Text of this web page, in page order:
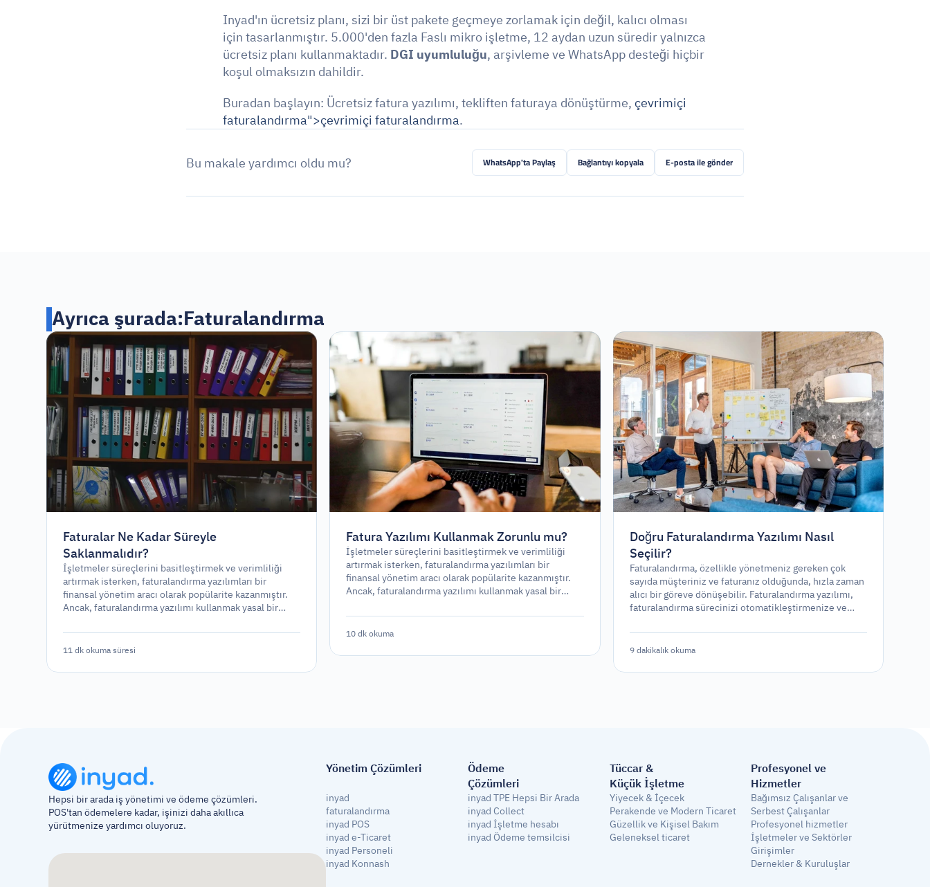
Inyad'ın ücretsiz planı, sizi bir üst pakete geçmeye zorlamak için değil, kalıcı olması
için tasarlanmıştır. 5.000'den fazla Faslı mikro işletme, 12 aydan uzun süredir yalnızca
ücretsiz planı kullanmaktadır. DGI uyumluluğu, arşivleme ve WhatsApp desteği hiçbir
koşul olmaksızın dahildir.
Buradan başlayın: Ücretsiz fatura yazılımı, tekliften faturaya dönüştürme, çevrimiçi
faturalandırma">çevrimiçi faturalandırma.
Bu makale yardımcı oldu mu? WhatsApp'ta Paylaş Bağlantıyı kopyala E-posta ile gönder
Ayrıca şurada:Faturalandırma
Faturalar Ne Kadar Süreyle
Saklanmalıdır?
İşletmeler süreçlerini basitleştirmek ve verimliliği
artırmak isterken, faturalandırma yazılımları bir
finansal yönetim aracı olarak popülarite kazanmıştır.
Ancak, faturalandırma yazılımı kullanmak yasal bir
11 dk okuma süresi
Fatura Yazılımı Kullanmak Zorunlu mu?
İşletmeler süreçlerini basitleştirmek ve verimliliği
artırmak isterken, faturalandırma yazılımları bir
finansal yönetim aracı olarak popülarite kazanmıştır.
Ancak, faturalandırma yazılımı kullanmak yasal bir
10 dk okuma
Doğru Faturalandırma Yazılımı Nasıl
Seçilir?
Faturalandırma, özellikle yönetmeniz gereken çok
sayıda müşteriniz ve faturanız olduğunda, hızla zaman
alıcı bir göreve dönüşebilir. Faturalandırma yazılımı,
faturalandırma sürecinizi otomatikleştirmenize ve
alanlarına odaklanmanızı sağlar. Ancak, piyasada çok
sayıda yazılım seçeneği bulunduğundan, doğru olanı
9 dakikalık okuma
Hepsi bir arada iş yönetimi ve ödeme çözümleri.
POS'tan ödemelere kadar, işinizi daha akıllıca
yürütmenize yardımcı oluyoruz.
Yönetim Çözümleri
Ödeme
Çözümleri
Tüccar &
Küçük İşletme
Profesyonel ve
Hizmetler
inyad
faturalandırma
inyad POS
inyad e-Ticaret
inyad Personeli
inyad Konnash
inyad TPE Hepsi Bir Arada
inyad Collect
inyad İşletme hesabı
inyad Ödeme temsilcisi
Yiyecek & İçecek
Perakende ve Modern Ticaret
Güzellik ve Kişisel Bakım
Geleneksel ticaret
Bağımsız Çalışanlar ve
Serbest Çalışanlar
Profesyonel hizmetler
İşletmeler ve Sektörler
Girişimler
Dernekler & Kuruluşlar